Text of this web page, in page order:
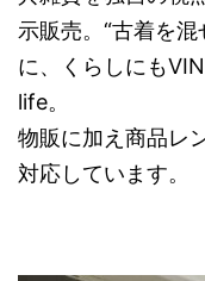
示販売。“古着を
に、くらしにも
life。
物販に加え商品レ
対応しています。